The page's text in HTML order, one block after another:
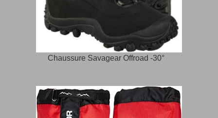
Chaussure Savagear Offroad -30°